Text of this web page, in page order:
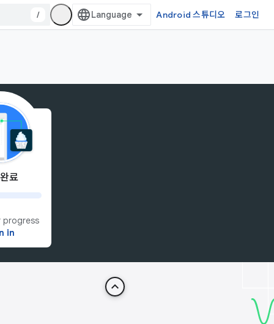
/ Android 스튜디오 로그인
료
progress
in
keyboard_arrow_up